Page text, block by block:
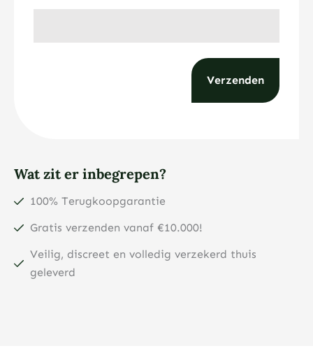
Wat zit er inbegrepen?
100% Terugkoopgarantie
Gratis verzenden vanaf €10.000!
Veilig, discreet en volledig verzekerd thuis
geleverd